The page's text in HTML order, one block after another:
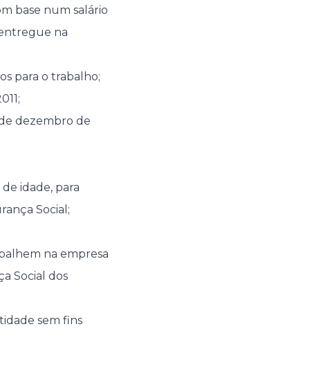
base num salário
na
para o trabalho;
dezembro de
idade, para
Social;
na empresa
Social dos
sem fins